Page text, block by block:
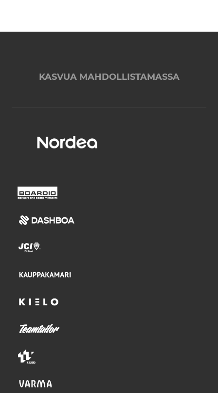
KASVUA MAHDOLLISTAMASSA